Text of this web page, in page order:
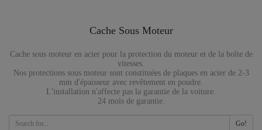
Cache Sous Moteur
Cache sous moteur en acier pour la protection du moteur et de la boîte de
vitesses.
Nos protections sous moteur sont constituées de plaques en acier de 2-3
mm d'épaisseur avec revêtement en poudre.
L'installation n'affecte pas la garantie de la voiture.
24 mois de garantie.
Go!